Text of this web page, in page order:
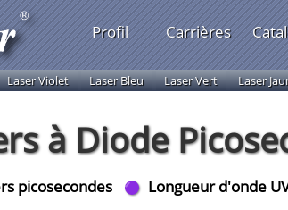
Profil Carrières
Laser Violet Laser Bleu Laser Vert Laser
à Diode
picosecondes Longueur d'onde